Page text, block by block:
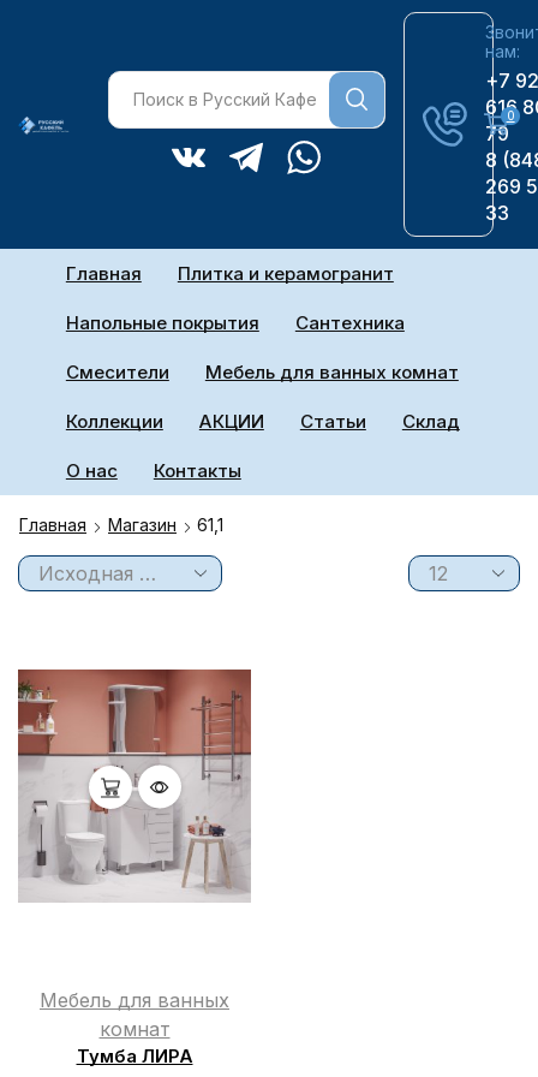
нам:
+7
616
79
8
269
33
0
Главная Плитка и керамогранит
Напольные покрытия Сантехника
Смесители Мебель для ванных комнат
Коллекции АКЦИИ Статьи Склад
О нас Контакты
Главная Магазин 61,1
Мебель для ванных
комнат
Тумба ЛИРА